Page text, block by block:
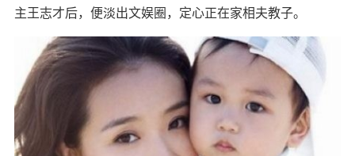
主王志才后，便淡出文娱圈，定心正在家相夫教子。